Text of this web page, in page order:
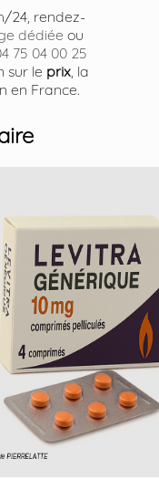
24, rendez-
dédiée ou
75 04 00 25
sur le prix, la
en France.